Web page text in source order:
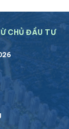
CHỦ ĐẦU TƯ